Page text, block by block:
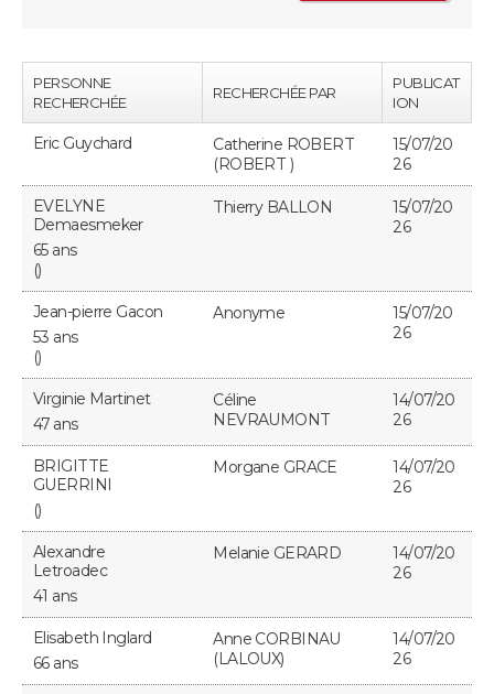
Destinations
City break
Voyage nature
Voyage de noces
Forum
Climat
PHOTO
GUIDES D'ACHAT
BONS PLANS
CARTE DE VOEUX
DICTIONNAIRE
Dictionnaire
Biographies
Citations
Expressions
Proverbes
PROGRAMME TV
COPAINS D'AVANT
AVIS DE DÉCÈS
FORUM
Bricolage
Lifestyle
Culture
Sport
Auto
Television
Voyage
Cinema
PERSONNE
RECHERCHÉE
RECHERCHÉE PAR
PUBLICAT
ION
Eric Guychard
Catherine ROBERT
(ROBERT )
15/07/20
26
EVELYNE
Demaesmeker
65 ans
()
Thierry BALLON
15/07/20
26
Jean-pierre Gacon
53 ans
()
Anonyme
15/07/20
26
Virginie Martinet
47 ans
Céline
NEVRAUMONT
14/07/20
26
BRIGITTE
GUERRINI
()
Morgane GRACE
14/07/20
26
Alexandre
Letroadec
41 ans
Melanie GERARD
14/07/20
26
Elisabeth Inglard
66 ans
Anne CORBINAU
(LALOUX)
14/07/20
26